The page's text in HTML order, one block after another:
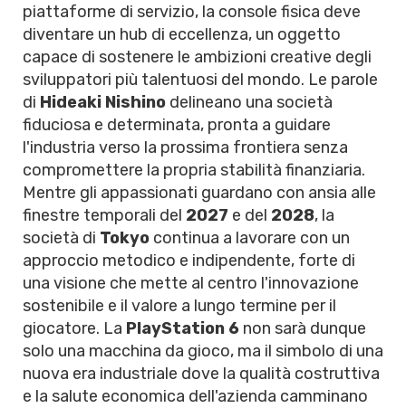
piattaforme di servizio, la console fisica deve
diventare un hub di eccellenza, un oggetto
capace di sostenere le ambizioni creative degli
sviluppatori più talentuosi del mondo. Le parole
di Hideaki Nishino delineano una società
fiduciosa e determinata, pronta a guidare
l'industria verso la prossima frontiera senza
compromettere la propria stabilità finanziaria.
Mentre gli appassionati guardano con ansia alle
finestre temporali del 2027 e del 2028, la
società di Tokyo continua a lavorare con un
approccio metodico e indipendente, forte di
una visione che mette al centro l'innovazione
sostenibile e il valore a lungo termine per il
giocatore. La PlayStation 6 non sarà dunque
solo una macchina da gioco, ma il simbolo di una
nuova era industriale dove la qualità costruttiva
e la salute economica dell'azienda camminano